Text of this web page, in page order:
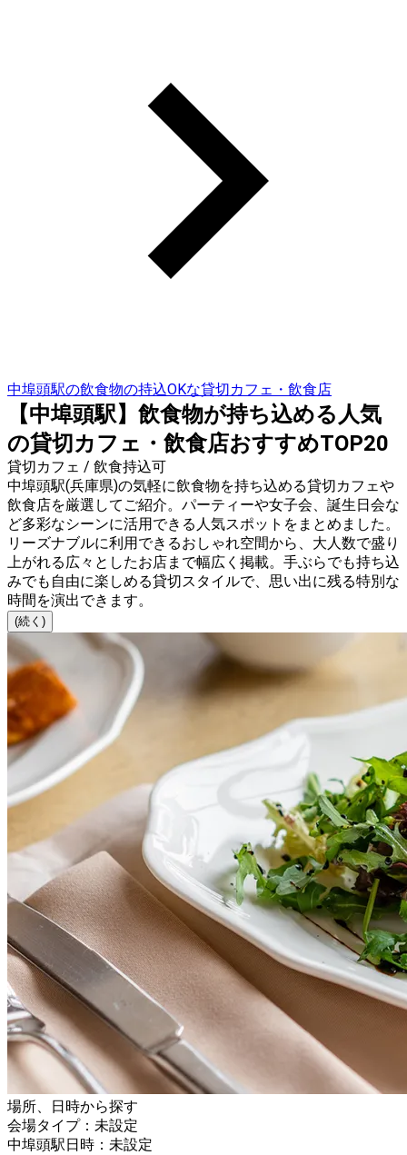
中埠頭駅の飲食物の持込OKな貸切カフェ・飲食店
【中埠頭駅】飲食物が持ち込める人気
の貸切カフェ・飲食店おすすめTOP20
貸切カフェ / 飲食持込可
中埠頭駅(兵庫県)の気軽に飲食物を持ち込める貸切カフェや
飲食店を厳選してご紹介。パーティーや女子会、誕生日会な
ど多彩なシーンに活用できる人気スポットをまとめました。
リーズナブルに利用できるおしゃれ空間から、大人数で盛り
上がれる広々としたお店まで幅広く掲載。手ぶらでも持ち込
みでも自由に楽しめる貸切スタイルで、思い出に残る特別な
時間を演出できます。
(続く)
場所、日時から探す
会場タイプ：未設定
中埠頭駅日時：未設定